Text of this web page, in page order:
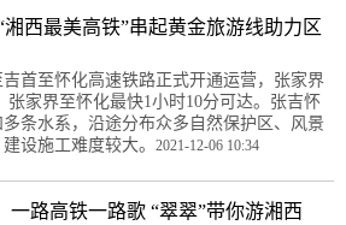
西最美高铁”串起黄金旅游线助力区
首至怀化高速铁路正式开通运营，张家界
张家界至怀化最快1小时10分可达。张吉怀
条水系，沿途分布众多自然保护区、风景
设施工难度较大。 2021-12-06 10:34
一路高铁一路歌 “翠翠”带你游湘西